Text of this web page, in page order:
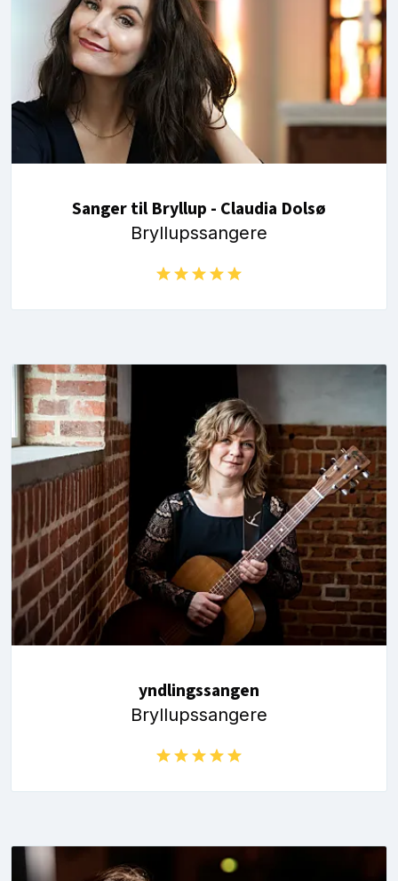
Sanger til Bryllup - Claudia Dolsø
Bryllupssangere
yndlingssangen
Bryllupssangere